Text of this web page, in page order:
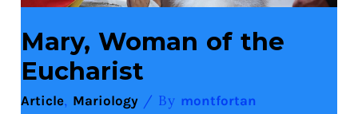
Mary, Woman of the
Eucharist
Article, Mariology / By montfortan